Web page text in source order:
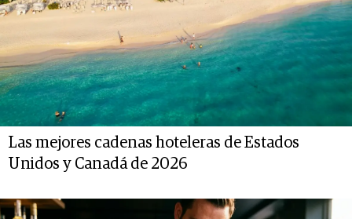
Las mejores cadenas hoteleras de Estados
Unidos y Canadá de 2026